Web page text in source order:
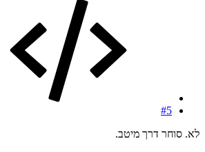
#5
לא. סוחר דרך מיטב.